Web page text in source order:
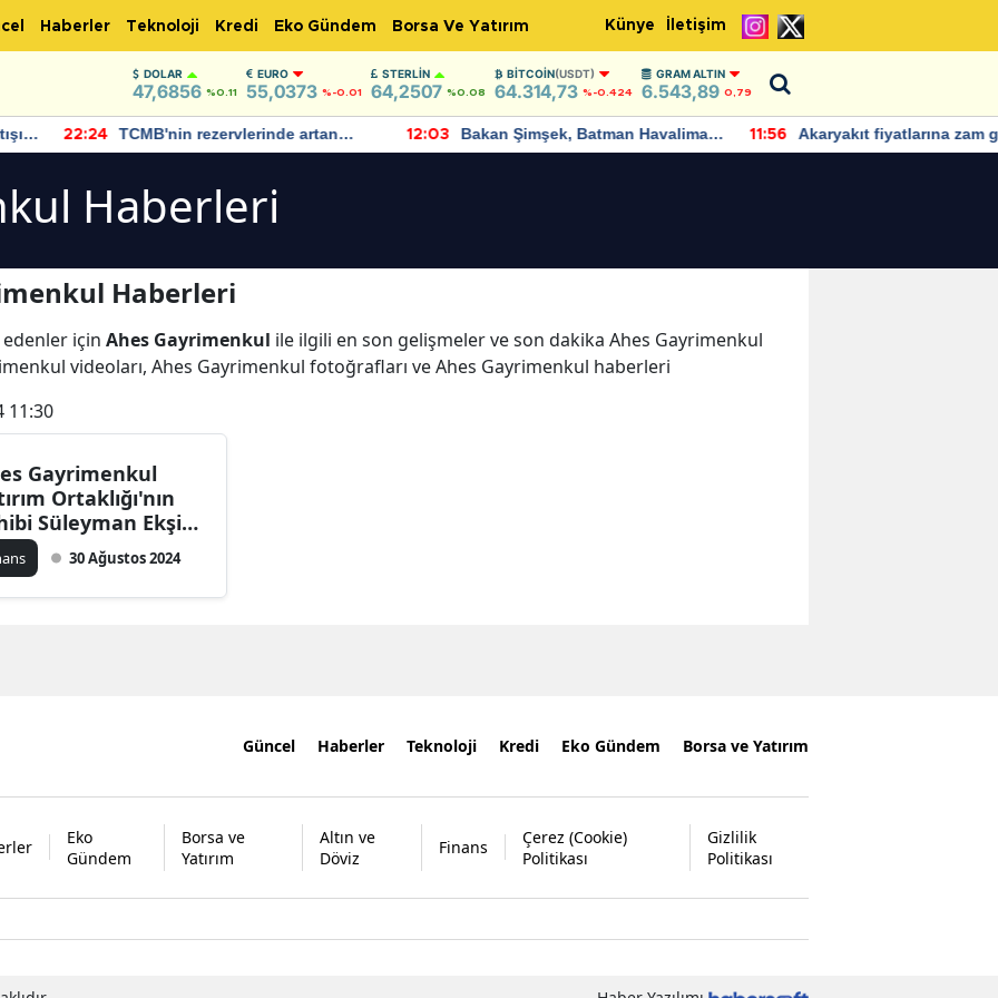
Haberler Teknoloji Kredi Eko Gündem Borsa Ve Yatırım Künye İletişim
DOLAR
47,6856 %0.11
EURO
55,0373 %-0.01
STERLIN
64,2507 %0.08
BITCOIN(USDT)
64.314,73 %-0.424
GRAM ALTIN
6.543,89 0,79
TCMB'nin rezervlerinde artan
momentum devam ediyor
12:03
Bakan Şimşek, Batman Havalimanı
için umut verici açıklamalarda
11:56
Akaryakıt fiyatlarına zam geliyor:
Yeni tarih açıklandı
Haberleri
Haberleri
için Ahes Gayrimenkul ile ilgili en son gelişmeler ve son dakika Ahes Gayrimenkul
videoları, Ahes Gayrimenkul fotoğrafları ve Ahes Gayrimenkul haberleri
11:30
Gayrimenkul
Ortaklığı'nın
Süleyman Ekşi
30 Ağustos 2024
Güncel Haberler Teknoloji Kredi Eko Gündem Borsa ve Yatırım
Eko
Gündem
Borsa ve
Yatırım
Altın ve
Döviz
Finans
Çerez (Cookie)
Politikası
Gizlilik
Politikası